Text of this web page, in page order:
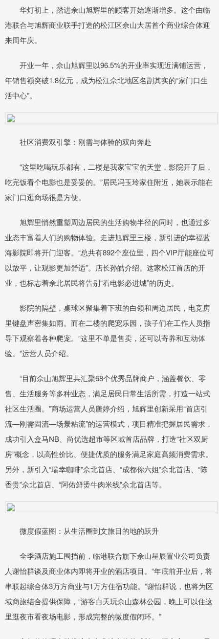
华灯初上，踏进佘山旭辉里的顾客开始逐渐增多。这个由临
港联合与旭辉商业联手打造的松江区佘山大居首个商业综合体迎
来周年庆。
开业一年，佘山旭辉里以96.5%的开业率实现近满铺运营，
年销售额突破1.8亿元，成为松江佘北地区名副其实的“家门口生
活中心”。
社区消费双引擎：刚需与体验的双向奔赴
“这里吃喝玩乐都有，二楼是我家宝宝的天堂，影院开了后，
吃完饭看个电影也是妥妥的。”居民冯玉玲家住附近，她表示能在
家门口逛商场很是方便。
旭辉里悄然重塑周边居民的生活购物半径的同时，也通过多
业态丰富着人们的购物体验。走进旭辉里三楼，新引进的幸福蓝
海影院即将开门迎客。“总共有892个座位里，四个VIP厅能座位可
以放平，让观影更加舒适”。店长孙皓介绍。这家松江首店的开
业，也标志着佘北居民将告别“看电影必进城”的历史。
影院的隔壁，桌球区聚集着下班的白领和周边居民，电竞房
里键盘声密集如雨。而在二楼的爬宠乐园，孩子们在工作人员指
导下观察着各种爬宠。“这里不单是售卖，还可以寄养和互动体
验。”运营人员介绍。
“目前佘山旭辉里共汇聚68个优秀品牌商户，涵盖餐饮、零
售、生活服务等多种业态，满足居民日常生活所需，打造一站式
社区生活圈。”商场运营人员唐婷介绍，旭辉里创新采用“首店引
流—刚需固流—场景粘流”的运营模式，项目精准把握居民需求，
成功引入盒马NB、尚优选超市等区域首店品牌，打造“社区双厨
房”概念，以高性价比、便捷优质的服务满足家庭高频消费需求。
另外，新引入“瑞幸咖啡”佘北首店、“成都你六姐”佘北首店、“陈
香贵”佘北首店、“阿佑鲜烫牛肉米线”佘北首店等。
微度假蓝图：从生活圈到文旅目的地的跃升
全季酒店施工围挡前，临港联合旗下佘山星辰置业公司负责
人谢怡群谈及商业体内即将开业的酒店项目。“年底前开业后，将
串联起综合体3万方商业与1万方住宿功能。”谢怡群说，也将为区
域商旅结合提供保障，“游客白天玩佘山森林公园，晚上可以住这
里逛夜市看夜场电影，形成完整的微度假闭环。”